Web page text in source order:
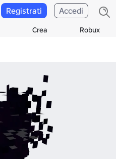
Crea Robux
Registrati Accedi